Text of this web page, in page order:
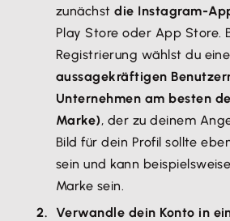
zunächstdie Instagram-
Play Store oder App Store.
Registrierung wählst du
aussagekräftigen
Unternehmen am besten
Marke), der zu deinem
Bild für dein Profil sollte
sein und kann
Marke sein.
Verwandle dein Konto in